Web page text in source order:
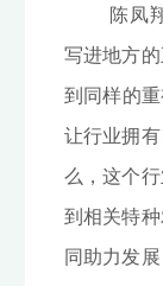
陈凤
写进地方
到同样的
让行业拥
么，这个
到相关特
同助力发